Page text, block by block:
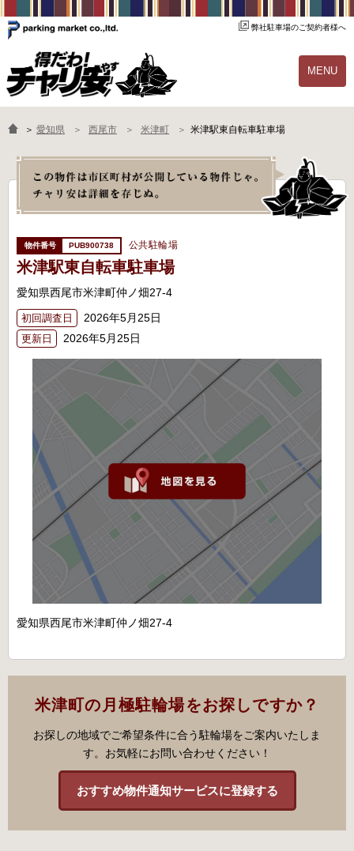
弊社駐車場のご契約者様へ
MENU
物件一覧 ご契約の流れ
よくあるご質問 駐輪場オーナー様へ
＞ 愛知県 西尾市 米津町 米津駅東自転車駐車場
PUB900738 公共駐輪場
米津駅東自転車駐車場
愛知県西尾市米津町仲ノ畑27-4
初回調査日 2026年5月25日
更新日 2026年5月25日
愛知県西尾市米津町仲ノ畑27-4
米津町の月極駐輪場をお探しですか？
お探しの地域でご希望条件に合う駐輪場をご案内いたしま
す。お気軽にお問い合わせください！
おすすめ物件通知サービスに登録する